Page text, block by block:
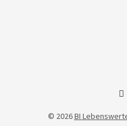
© 2026BI